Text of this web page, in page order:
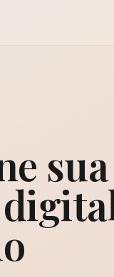
sua